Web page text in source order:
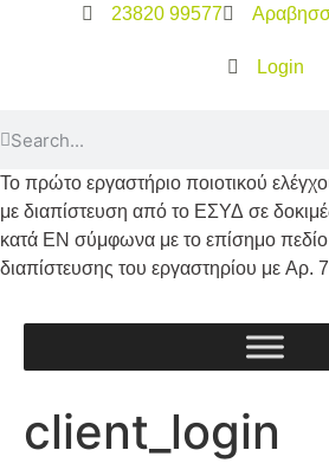
23820 99577
Login
Το πρώτο εργαστήριο ποιοτικού
με διαπίστευση από το ΕΣΥΔ σε
κατά ΕΝ σύμφωνα με το επίσημο
διαπίστευσης του εργαστηρίου με Αρ.
client_login